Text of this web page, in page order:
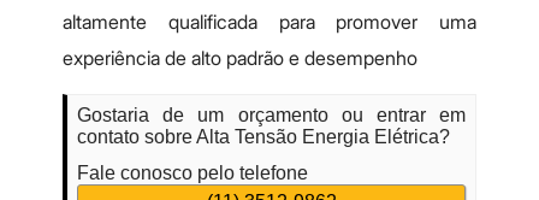
altamente qualificada para promover uma
experiência de alto padrão e desempenho
Gostaria de um orçamento ou entrar em
contato sobre Alta Tensão Energia Elétrica?
Fale conosco pelo telefone